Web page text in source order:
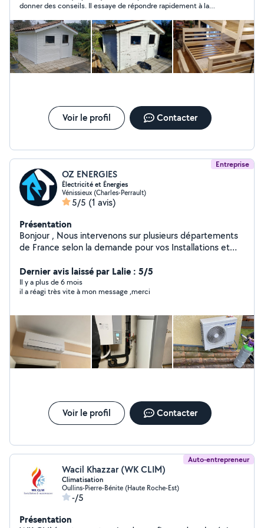
donner des conseils. Il essaye de répondre rapidement à la
n'hésiterai pas à refaire appel à lui.
Voir le profil Contacter
Entreprise
OZ ENERGIES
Électricité et Énergies
Vénissieux (Charles-Perrault)
5/5 (1 avis)
Présentation
Bonjour , Nous intervenons sur plusieurs départements
de France selon la demande pour vos Installations et
Chauffage - Borne de charge pour véhicule électrique -
Panneaux solaires Photovoltaïques Mots clés : Énergies
renouvelables ;électricité générale ; dépannage
Dernier avis laissé par Lalie : 5/5
Il y a plus de 6 mois
il a réagi très vite à mon message ,merci
Voir le profil Contacter
Auto-entrepreneur
Wacil Khazzar (WK CLIM)
Climatisation
Oullins-Pierre-Bénite (Haute Roche-Est)
-/5
Présentation